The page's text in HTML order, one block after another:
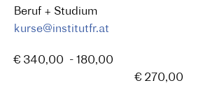
Beruf + Studium
kurse@institutfr.at
€ 340,00 - 180,00
€ 270,00